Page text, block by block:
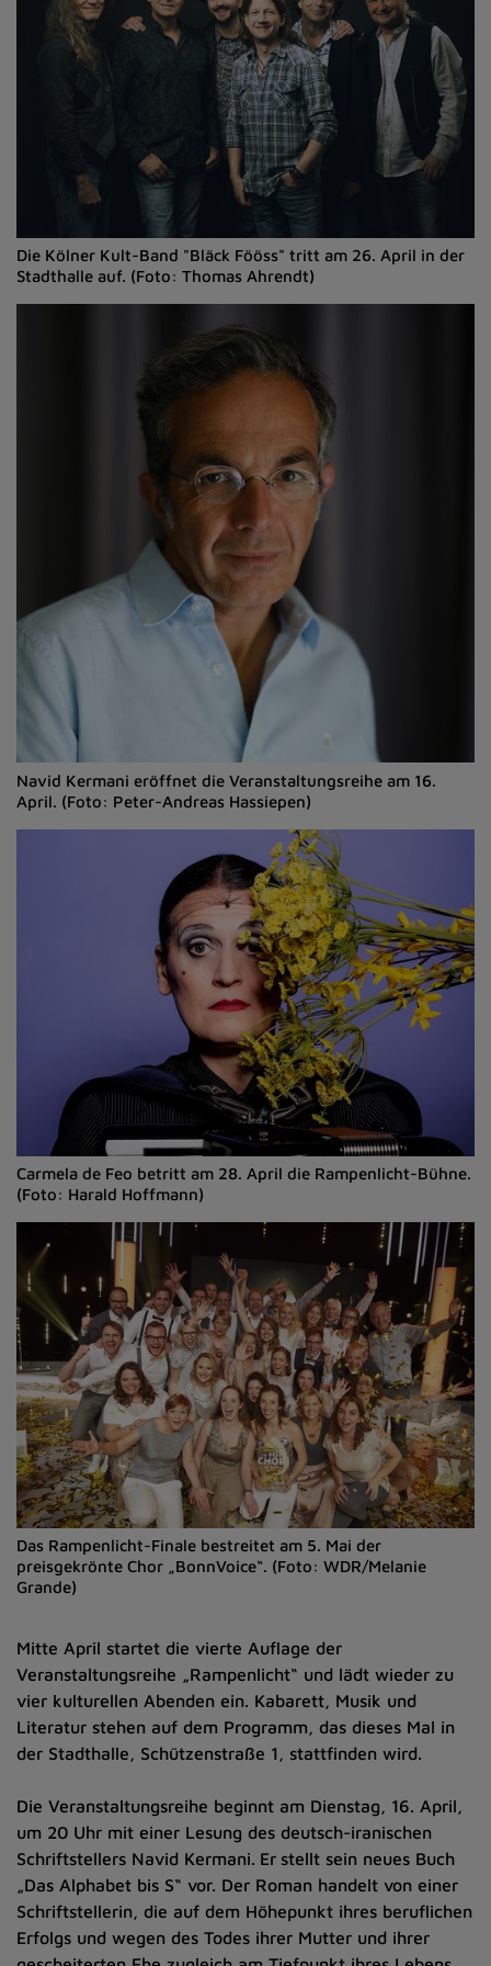
Die Kölner Kult-Band "Bläck Fööss" tritt am 26. April in der
Stadthalle auf. (Foto: Thomas Ahrendt)
Navid Kermani eröffnet die Veranstaltungsreihe am 16.
April. (Foto: Peter-Andreas Hassiepen)
Carmela de Feo betritt am 28. April die Rampenlicht-Bühne.
(Foto: Harald Hoffmann)
Das Rampenlicht-Finale bestreitet am 5. Mai der
preisgekrönte Chor „BonnVoice“. (Foto: WDR/Melanie
Grande)
Mitte April startet die vierte Auflage der
Veranstaltungsreihe „Rampenlicht“ und lädt wieder zu
vier kulturellen Abenden ein. Kabarett, Musik und
Literatur stehen auf dem Programm, das dieses Mal in
der Stadthalle, Schützenstraße 1, stattfinden wird.
Die Veranstaltungsreihe beginnt am Dienstag, 16. April,
um 20 Uhr mit einer Lesung des deutsch-iranischen
Schriftstellers Navid Kermani. Er stellt sein neues Buch
„Das Alphabet bis S“ vor. Der Roman handelt von einer
Schriftstellerin, die auf dem Höhepunkt ihres beruflichen
Erfolgs und wegen des Todes ihrer Mutter und ihrer